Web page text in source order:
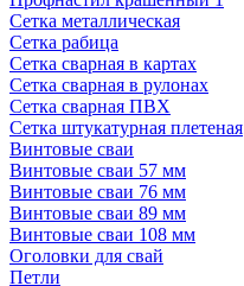
Сетка металлическая
Сетка рабица
Сетка сварная в картах
Сетка сварная в рулонах
Сетка сварная ПВХ
Сетка штукатурная плетеная
Винтовые сваи
Винтовые сваи 57 мм
Винтовые сваи 76 мм
Винтовые сваи 89 мм
Винтовые сваи 108 мм
Оголовки для свай
Петли